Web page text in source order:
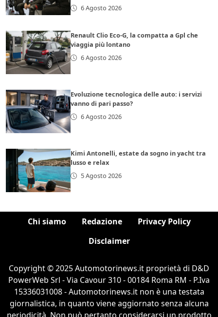
6 Agosto 2026
Renault Clio Eco-G, la compatta a Gpl che
viaggia più lontano
6 Agosto 2026
Evoluzione tecnologica delle auto: i servizi
vanno di pari passo?
6 Agosto 2026
Kimi Antonelli, estate da sogno in yacht tra
lusso e relax
5 Agosto 2026
Chi siamo Redazione
Privacy Policy
Disclaimer
Copyright © 2025 Automotorinews.it proprietà di D&D
PowerWeb Srl - Via Cavour 310 - 00184 Roma RM - P.Iva
15336031008 - Automotorinews.it non è una testata
giornalistica, in quanto viene aggiornato senza alcuna